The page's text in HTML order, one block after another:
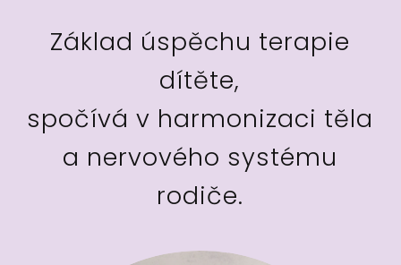
Základ úspěchu terapie
dítěte,
spočívá v harmonizaci těla
a nervového systému
rodiče.